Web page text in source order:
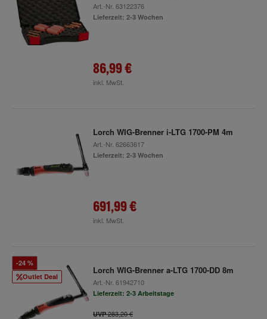
Art.-Nr. 63122376
Lieferzeit: 2-3 Wochen
86,99 €
inkl. MwSt.
Lorch WIG-Brenner i-LTG 1700-PM 4m
Art.-Nr. 62663617
Lieferzeit: 2-3 Wochen
691,99 €
inkl. MwSt.
Outlet Deal
-24 %
Lorch WIG-Brenner a-LTG 1700-DD 8m
Art.-Nr. 61942710
Lieferzeit: 2-3 Arbeitstage
UVP283,20 €